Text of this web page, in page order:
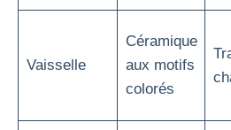
Vaisselle
Céramique
aux motifs
colorés